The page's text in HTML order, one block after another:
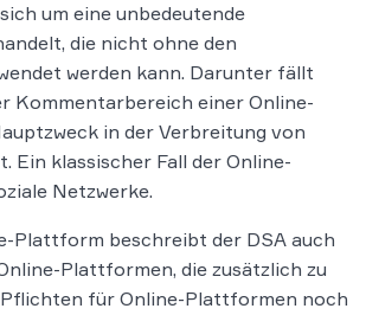
um eine unbedeutende
die nicht ohne den
werden kann. Darunter fällt
Kommentarbereich einer Online-
in der Verbreitung von
Ein klassischer Fall der Online-
Netzwerke.
Plattform beschreibt der DSA auch
Plattformen, die zusätzlich zu
Pflichten für Online-Plattformen noch